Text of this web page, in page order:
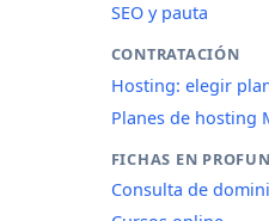
SEO y pauta
CONTRATACIÓN
Hosting: elegir
Planes de hosting
FICHAS EN
Consulta de